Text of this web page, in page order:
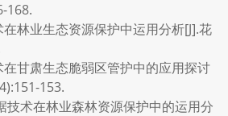
168.
林业生态资源保护中运用分析[J].花
甘肃生态脆弱区管护中的应用探讨
153.
技术在林业森林资源保护中的运用分